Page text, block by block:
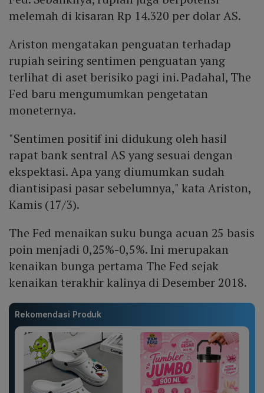
melemah di kisaran Rp 14.320 per dolar AS.
Ariston mengatakan penguatan terhadap
rupiah seiring sentimen penguatan yang
terlihat di aset berisiko pagi ini. Padahal, The
Fed baru mengumumkan pengetatan
moneternya.
"Sentimen positif ini didukung oleh hasil
rapat bank sentral AS yang sesuai dengan
ekspektasi. Apa yang diumumkan sudah
diantisipasi pasar sebelumnya," kata Ariston,
Kamis (17/3).
The Fed menaikan suku bunga acuan 25 basis
poin menjadi 0,25%-0,5%. Ini merupakan
kenaikan bunga pertama The Fed sejak
kenaikan terakhir kalinya di Desember 2018.
Rekomendasi Produk